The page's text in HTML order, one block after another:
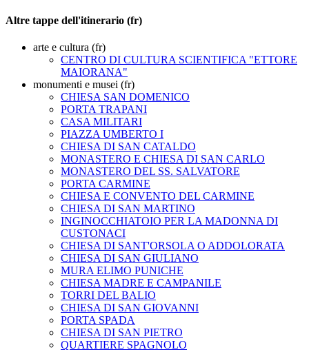
Altre tappe dell'itinerario (fr)
arte e cultura (fr)
CENTRO DI CULTURA SCIENTIFICA "ETTORE
MAIORANA"
monumenti e musei (fr)
CHIESA SAN DOMENICO
PORTA TRAPANI
CASA MILITARI
PIAZZA UMBERTO I
CHIESA DI SAN CATALDO
MONASTERO E CHIESA DI SAN CARLO
MONASTERO DEL SS. SALVATORE
PORTA CARMINE
CHIESA E CONVENTO DEL CARMINE
CHIESA DI SAN MARTINO
INGINOCCHIATOIO PER LA MADONNA DI
CUSTONACI
CHIESA DI SANT'ORSOLA O ADDOLORATA
CHIESA DI SAN GIULIANO
MURA ELIMO PUNICHE
CHIESA MADRE E CAMPANILE
TORRI DEL BALIO
CHIESA DI SAN GIOVANNI
PORTA SPADA
CHIESA DI SAN PIETRO
QUARTIERE SPAGNOLO